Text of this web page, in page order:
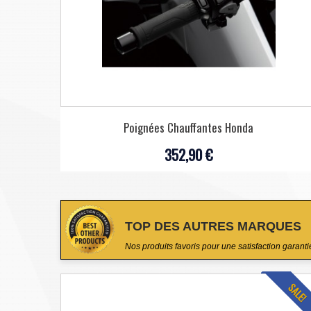
Poignées Chauffantes Honda
352,90 €
TOP DES AUTRES MARQUES
Nos produits favoris pour une satisfaction
SALE!